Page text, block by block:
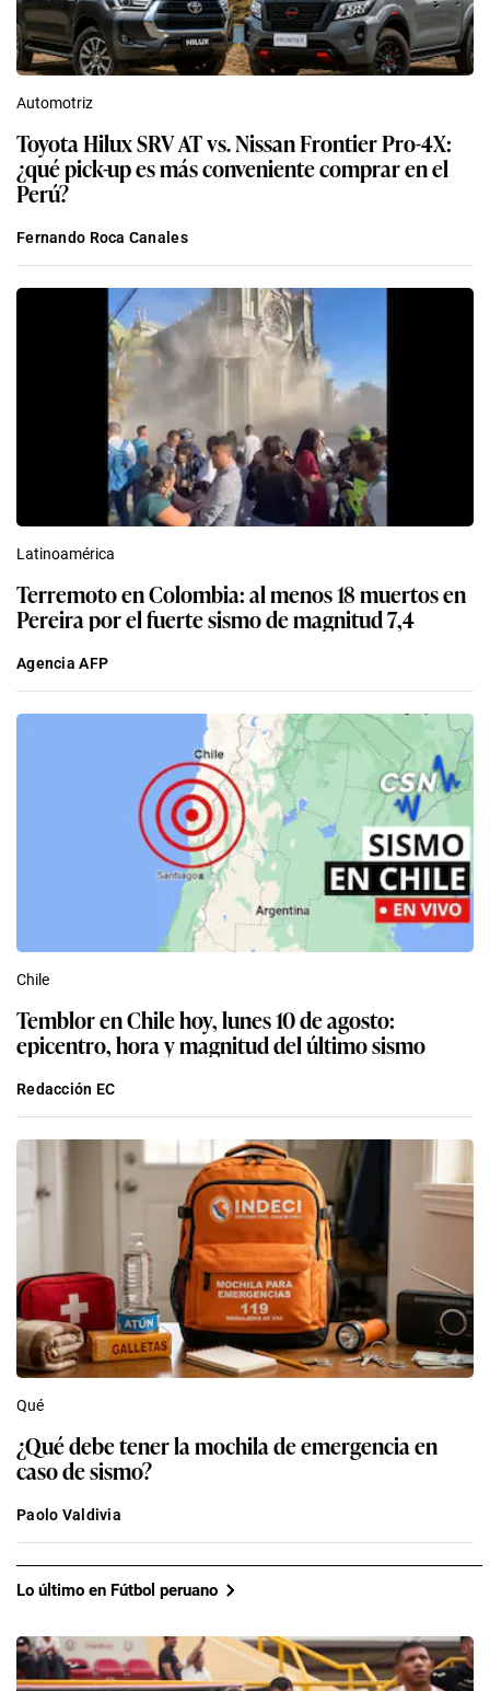
Automotriz
Toyota Hilux SRV AT vs. Nissan Frontier Pro-4X:
¿qué pick-up es más conveniente comprar en el
Perú?
Fernando Roca Canales
Latinoamérica
Terremoto en Colombia: al menos 18 muertos en
Pereira por el fuerte sismo de magnitud 7,4
Agencia AFP
Chile
Temblor en Chile hoy, lunes 10 de agosto:
epicentro, hora y magnitud del último sismo
Redacción EC
Qué
¿Qué debe tener la mochila de emergencia en
caso de sismo?
Paolo Valdivia
Lo último en Fútbol peruano